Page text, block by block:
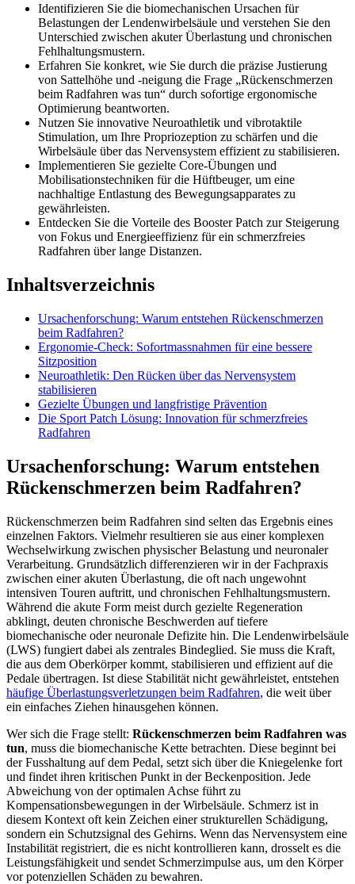
Identifizieren Sie die biomechanischen Ursachen für
Belastungen der Lendenwirbelsäule und verstehen Sie den
Unterschied zwischen akuter Überlastung und chronischen
Fehlhaltungsmustern.
Erfahren Sie konkret, wie Sie durch die präzise Justierung
von Sattelhöhe und -neigung die Frage „Rückenschmerzen
beim Radfahren was tun“ durch sofortige ergonomische
Optimierung beantworten.
Nutzen Sie innovative Neuroathletik und vibrotaktile
Stimulation, um Ihre Propriozeption zu schärfen und die
Wirbelsäule über das Nervensystem effizient zu stabilisieren.
Implementieren Sie gezielte Core-Übungen und
Mobilisationstechniken für die Hüftbeuger, um eine
nachhaltige Entlastung des Bewegungsapparates zu
gewährleisten.
Entdecken Sie die Vorteile des Booster Patch zur Steigerung
von Fokus und Energieeffizienz für ein schmerzfreies
Radfahren über lange Distanzen.
Inhaltsverzeichnis
Ursachenforschung: Warum entstehen Rückenschmerzen
beim Radfahren?
Ergonomie-Check: Sofortmassnahmen für eine bessere
Sitzposition
Neuroathletik: Den Rücken über das Nervensystem
stabilisieren
Gezielte Übungen und langfristige Prävention
Die Sport Patch Lösung: Innovation für schmerzfreies
Radfahren
Ursachenforschung: Warum entstehen
Rückenschmerzen beim Radfahren?
Rückenschmerzen beim Radfahren sind selten das Ergebnis eines
einzelnen Faktors. Vielmehr resultieren sie aus einer komplexen
Wechselwirkung zwischen physischer Belastung und neuronaler
Verarbeitung. Grundsätzlich differenzieren wir in der Fachpraxis
zwischen einer akuten Überlastung, die oft nach ungewohnt
intensiven Touren auftritt, und chronischen Fehlhaltungsmustern.
Während die akute Form meist durch gezielte Regeneration
abklingt, deuten chronische Beschwerden auf tiefere
biomechanische oder neuronale Defizite hin. Die Lendenwirbelsäule
(LWS) fungiert dabei als zentrales Bindeglied. Sie muss die Kraft,
die aus dem Oberkörper kommt, stabilisieren und effizient auf die
Pedale übertragen. Ist diese Stabilität nicht gewährleistet, entstehen
häufige Überlastungsverletzungen beim Radfahren, die weit über
ein einfaches Ziehen hinausgehen können.
Wer sich die Frage stellt: Rückenschmerzen beim Radfahren was
tun, muss die biomechanische Kette betrachten. Diese beginnt bei
der Fusshaltung auf dem Pedal, setzt sich über die Kniegelenke fort
und findet ihren kritischen Punkt in der Beckenposition. Jede
Abweichung von der optimalen Achse führt zu
Kompensationsbewegungen in der Wirbelsäule. Schmerz ist in
diesem Kontext oft kein Zeichen einer strukturellen Schädigung,
sondern ein Schutzsignal des Gehirns. Wenn das Nervensystem eine
Instabilität registriert, die es nicht kontrollieren kann, drosselt es die
Leistungsfähigkeit und sendet Schmerzimpulse aus, um den Körper
vor potenziellen Schäden zu bewahren.